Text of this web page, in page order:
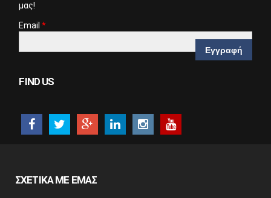
μας!
Email*
This
whether or
not you are a
human
spam
FIND US
ΣΧΕΤΙΚΑ ΜΕ ΕΜΑΣ